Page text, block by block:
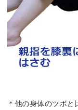
＊他の身体のツボ